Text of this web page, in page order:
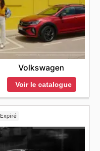
Volkswagen
Voir le catalogue
Expiré